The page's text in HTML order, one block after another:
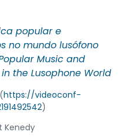
popular e
no mundo lusófono
Music and
the Lusophone World
https://videoconf-
)
Kenedy